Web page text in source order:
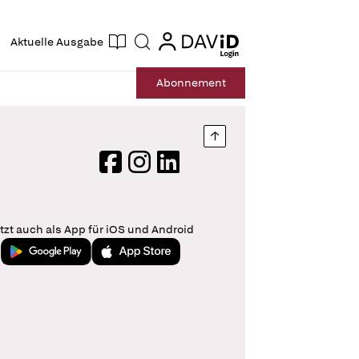
Aktuelle Ausgabe Suche login
login
Abonnement
Nach oben springen
FacebookInstagram
LinkedIn
auch als App für iOS und Android
Jetzt bei Google PlayLaden im App Store